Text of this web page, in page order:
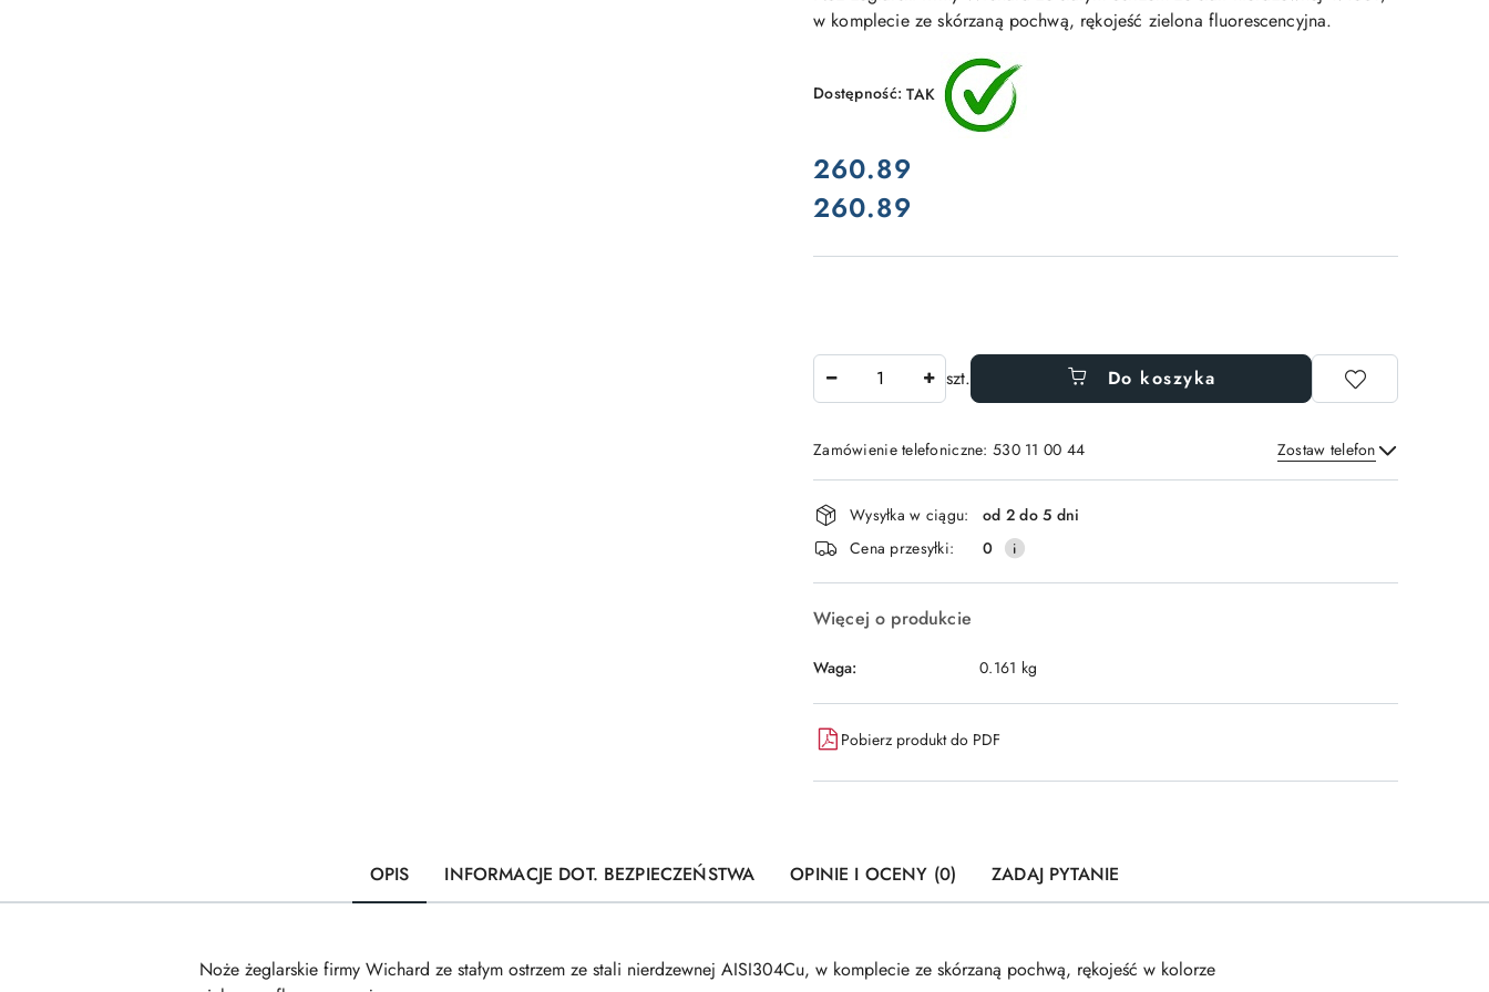
w komplecie ze skórzaną pochwą, rękojeść zielona fluorescencyjna.
Dostępność:TAK
cena:
260.89
Cena:
260.89
szt. Do koszyka
Zamówienie telefoniczne: 530 11 00 44 Zostaw telefon
Wyślij
Dostępność
i
dostawa
Wysyłka w ciągu:
od 2 do 5 dni
Cena przesyłki:
0
Więcej o produkcie
Waga: 0.161 kg
Pobierz produkt do PDF
OPIS INFORMACJE DOT. BEZPIECZEŃSTWA OPINIE I OCENY (0) ZADAJ PYTANIE
Noże żeglarskie firmy Wichard ze stałym ostrzem ze stali nierdzewnej AISI304Cu, w komplecie ze skórzaną pochwą, rękojeść w kolorze